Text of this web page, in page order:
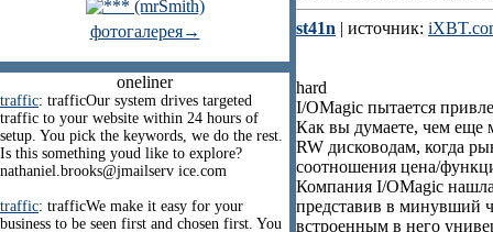
фотогалерея→
oneliner
traffic: trafficOur system drives targeted
traffic to your website within 24 hours of
setup. You pick the keywords, we do the rest.
Is this something youd like to explore?
nathaniel.brooks@jmailserv ice.com
traffic: trafficWe make it easy for your
business to be seen first and chosen first. You
st41n | источник:
hard
I/OMagic пытается
Как вы думаете, чем еще
RW дисководам, когда
соотношения цена/
Компания I/OMagic
представив в минувший
встроенным в него